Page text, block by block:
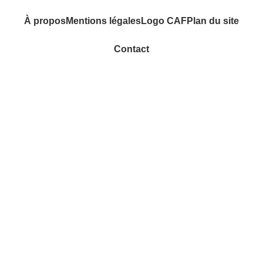
À proposMentions légalesLogo CAFPlan du site
Contact